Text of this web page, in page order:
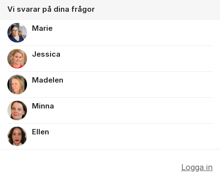
Vi svarar på dina frågor
Marie
Jessica
Madelen
Minna
Ellen
Logga in